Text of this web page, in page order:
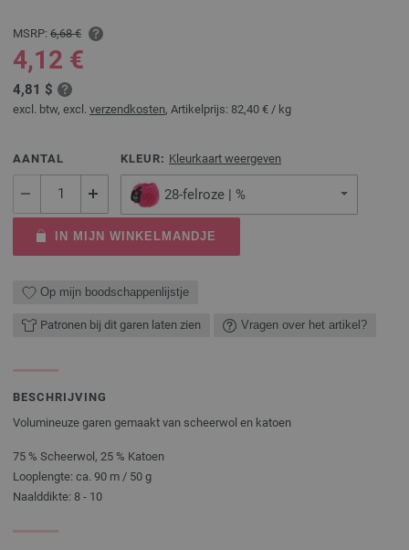
MSRP: 6,68 €
4,12 €
4,81 $
excl. btw, excl. verzendkosten, Artikelprijs: 82,40 € / kg
AANTAL KLEUR: Kleurkaart weergeven
28-felroze | %
IN MIJN WINKELMANDJE
Op mijn boodschappenlijstje
Patronen bij dit garen laten zien Vragen over het artikel?
BESCHRIJVING
Volumineuze garen gemaakt van scheerwol en katoen
75 % Scheerwol, 25 % Katoen
Looplengte: ca. 90 m / 50 g
Naalddikte: 8 - 10